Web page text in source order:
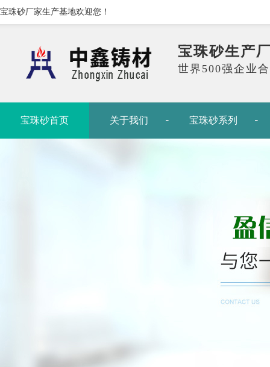
宝珠砂厂家生产基地欢迎您！
宝珠砂生产
世界500强企业
宝珠砂首页 关于我们 宝珠砂系列